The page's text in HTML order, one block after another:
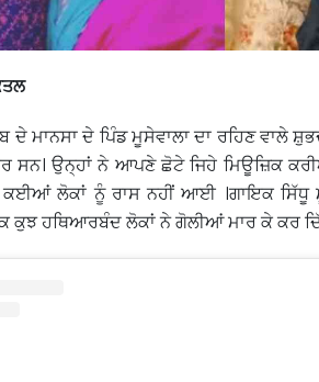
ਦੇ ਮਾਨਸਾ ਦੇ ਪਿੰਡ ਮੂਸੇਵਾਲਾ ਦਾ ਰਹਿਣ ਵਾਲੇ
ਸਨ। ਉਨ੍ਹਾਂ ਨੇ ਆਪਣੇ ਛੋਟੇ ਜਿਹੇ ਮਿਊਜ਼ਿਕ
ਕਈਆਂ ਲੋਕਾਂ ਨੂੰ ਰਾਸ ਨਹੀਂ ਆਈ ।ਗਾਇਕ ਸਿੱਧੂ
ਕੁਝ ਹਥਿਆਰਬੰਦ ਲੋਕਾਂ ਨੇ ਗੋਲੀਆਂ ਮਾਰ ਕੇ ਕਰ